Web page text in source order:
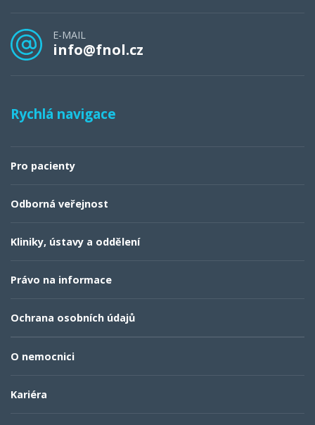
E-MAIL
info@fnol.cz
Rychlá navigace
Pro pacienty
Odborná veřejnost
Kliniky, ústavy a oddělení
Právo na informace
Ochrana osobních údajů
O nemocnici
Kariéra